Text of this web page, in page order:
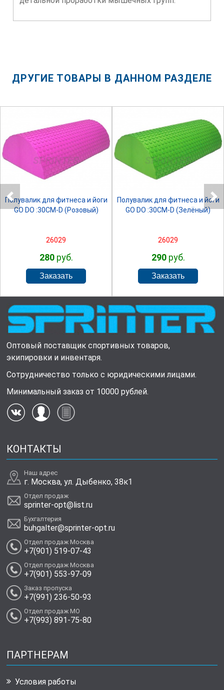
ДРУГИЕ ТОВАРЫ В ДАННОМ РАЗДЕЛЕ
SPRINTER
Полувалик для фитнеса и йоги
GO DO :30СМ-D (Розовый)
26029
280руб.
SPRINTER
Полувалик для фитнеса и йоги
GO DO :30СМ-D (Зелёный)
26029
290руб.
Оптовый поставщик спортивных товаров,
экипировки и инвентаря.
Сотрудничество только с юридическими лицами.
Минимальный заказ от 10000 рублей.
КОНТАКТЫ
Наш адрес
г. Москва, ул. Дыбенко, 38к1
Отдел продаж
sprinter-opt@list.ru
Бухгалтерия
buhgalter@sprinter-opt.ru
Отдел продаж Москва
+7(901) 519-07-43
Отдел продаж Москва
+7(901) 553-97-09
Заказ пропуска
+7(991) 236-50-93
Отдел продаж МО
+7(993) 891-75-80
ПАРТНЕРАМ
Условия работы